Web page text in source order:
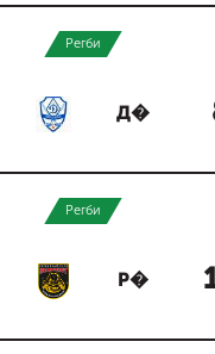
Регби
Д�
Регби
Р�